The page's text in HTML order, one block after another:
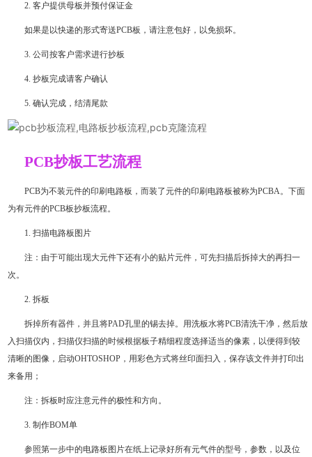
2. 客户提供母板并预付保证金
如果是以快递的形式寄送PCB板，请注意包好，以免损坏。
3. 公司按客户需求进行抄板
4. 抄板完成请客户确认
5. 确认完成，结清尾款
PCB抄板工艺流程
PCB为不装元件的印刷电路板，而装了元件的印刷电路板被称为PCBA。下面
为有元件的PCB板抄板流程。
1. 扫描电路板图片
注：由于可能出现大元件下还有小的贴片元件，可先扫描后拆掉大的再扫一
次。
2. 拆板
拆掉所有器件，并且将PAD孔里的锡去掉。用洗板水将PCB清洗干净，然后放
入扫描仪内，扫描仪扫描的时候根据板子精细程度选择适当的像素，以便得到较
清晰的图像，启动OHTOSHOP，用彩色方式将丝印面扫入，保存该文件并打印出
来备用；
注：拆板时应注意元件的极性和方向。
3. 制作BOM单
参照第一步中的电路板图片在纸上记录好所有元气件的型号，参数，以及位